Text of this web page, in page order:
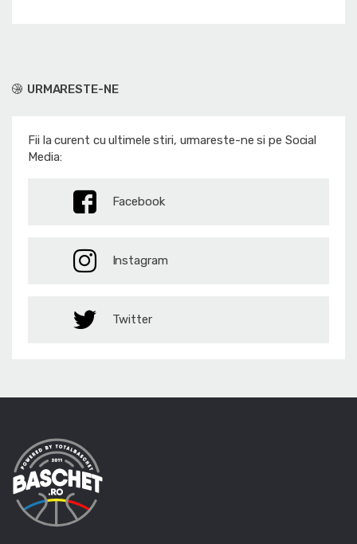
URMARESTE-NE
Fii la curent cu ultimele stiri, urmareste-ne si pe Social
Media:
Facebook
Instagram
Twitter